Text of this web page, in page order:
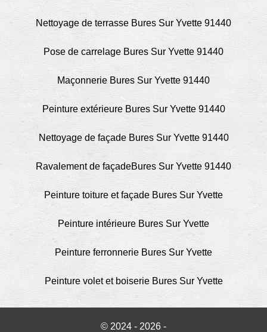
Nettoyage de terrasse Bures Sur Yvette 91440
Pose de carrelage Bures Sur Yvette 91440
Maçonnerie Bures Sur Yvette 91440
Peinture extérieure Bures Sur Yvette 91440
Nettoyage de façade Bures Sur Yvette 91440
Ravalement de façadeBures Sur Yvette 91440
Peinture toiture et façade Bures Sur Yvette
Peinture intérieure Bures Sur Yvette
Peinture ferronnerie Bures Sur Yvette
Peinture volet et boiserie Bures Sur Yvette
© 2024 - 2026 -